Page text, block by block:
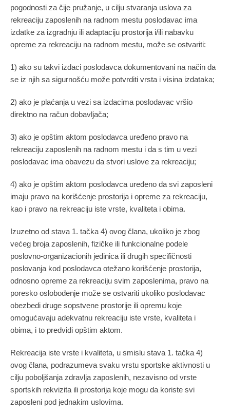
pogodnosti za čije pružanje, u cilju stvaranja uslova za
rekreaciju zaposlenih na radnom mestu poslodavac ima
izdatke za izgradnju ili adaptaciju prostorija i/ili nabavku
opreme za rekreaciju na radnom mestu, može se ostvariti:
1) ako su takvi izdaci poslodavca dokumentovani na način da
se iz njih sa sigurnošću može potvrditi vrsta i visina izdataka;
2) ako je plaćanja u vezi sa izdacima poslodavac vršio
direktno na račun dobavljača;
3) ako je opštim aktom poslodavca uređeno pravo na
rekreaciju zaposlenih na radnom mestu i da s tim u vezi
poslodavac ima obavezu da stvori uslove za rekreaciju;
4) ako je opštim aktom poslodavca uređeno da svi zaposleni
imaju pravo na korišćenje prostorija i opreme za rekreaciju,
kao i pravo na rekreaciju iste vrste, kvaliteta i obima.
Izuzetno od stava 1. tačka 4) ovog člana, ukoliko je zbog
većeg broja zaposlenih, fizičke ili funkcionalne podele
poslovno-organizacionih jedinica ili drugih specifičnosti
poslovanja kod poslodavca otežano korišćenje prostorija,
odnosno opreme za rekreaciju svim zaposlenima, pravo na
poresko oslobođenje može se ostvariti ukoliko poslodavac
obezbedi druge sopstvene prostorije ili opremu koje
omogućavaju adekvatnu rekreaciju iste vrste, kvaliteta i
obima, i to predvidi opštim aktom.
Rekreacija iste vrste i kvaliteta, u smislu stava 1. tačka 4)
ovog člana, podrazumeva svaku vrstu sportske aktivnosti u
cilju poboljšanja zdravlja zaposlenih, nezavisno od vrste
sportskih rekvizita ili prostorija koje mogu da koriste svi
zaposleni pod jednakim uslovima.